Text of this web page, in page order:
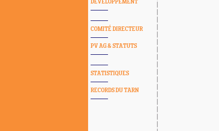
DÉVELOPPEMENT
COMITÉ DIRECTEUR
PV AG & STATUTS
STATISTIQUES
RECORDS DU TARN